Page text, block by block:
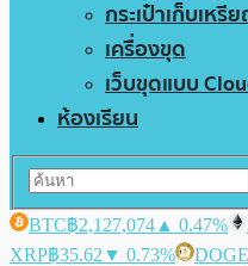
กระเป๋าเก็บเหรี
เครื่องขุด
เว็บขุดแบบ
ห้องเรียน
BTC฿2,127,074 ▲ 0.47%
XRP฿35.62 ▼ 0.73% DOGE